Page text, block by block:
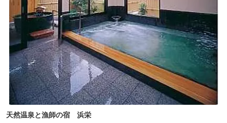
天然温泉と漁師の宿 浜栄